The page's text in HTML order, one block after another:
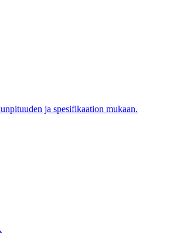
ja spesifikaation mukaan.